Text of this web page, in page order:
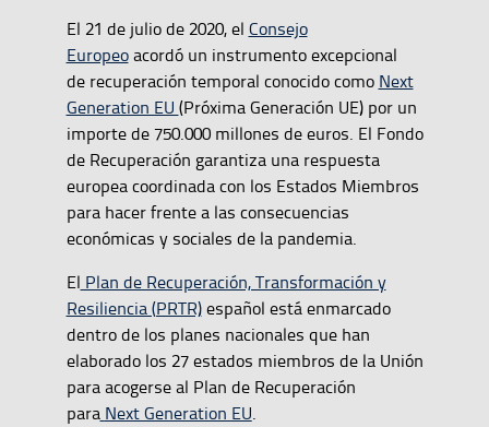
El 21 de julio de 2020, el Consejo
Europeoacordó un instrumento excepcional
de recuperación temporal conocido como Next
Generation EU (Próxima Generación UE) por un
importe de 750.000 millones de euros. El Fondo
de Recuperación garantiza una respuesta
europea coordinada con los Estados Miembros
para hacer frente a las consecuencias
económicas y sociales de la pandemia.
El Plan de Recuperación, Transformación y
Resiliencia (PRTR)español está enmarcado
dentro de los planes nacionales que han
elaborado los 27 estados miembros de la Unión
para acogerse al Plan de Recuperación
para Next Generation EU.